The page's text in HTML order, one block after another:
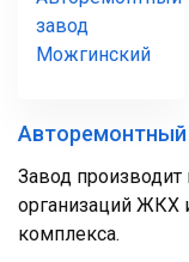
Завод
организаций ЖКХ
комплекса.